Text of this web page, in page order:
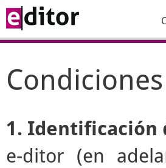
1. Identificación
e-ditor (en